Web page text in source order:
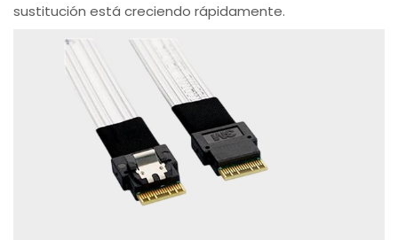
sustitución está creciendo rápidamente.